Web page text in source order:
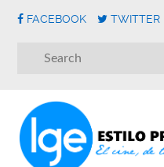
FACEBOOK TWITTER